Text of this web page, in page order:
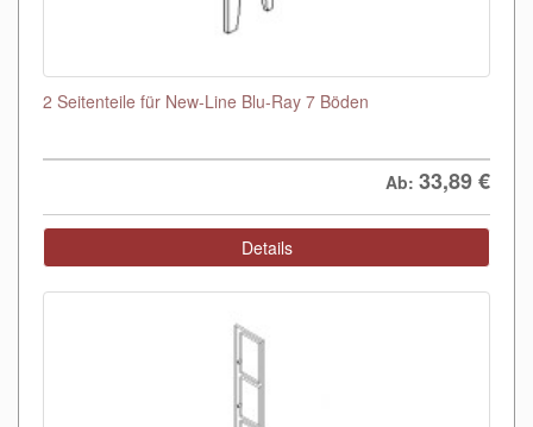
2 Seitenteile für New-Line Blu-Ray 7 Böden
Ab: 33,89€
Details